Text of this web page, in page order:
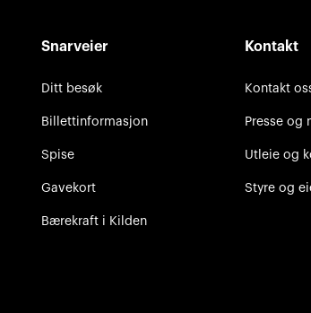
Snarveier
Ditt besøk
Billettinformasjon
Spise
Gavekort
Bærekraft i Kilden
Kontakt
Kontakt
Presse og
Utleie og
Styre og